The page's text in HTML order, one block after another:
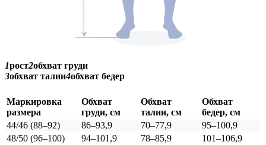
1рост2обхват груди
3обхват талии4обхват бедер
Маркировка
размера
Обхват
груди, см
Обхват
талии, см
Обхват
бедер, см
44/46 (88–92)
86–93,9 70–77,9
95–100,9
48/50 (96–100)
94–101,9 78–85,9
101–106,9